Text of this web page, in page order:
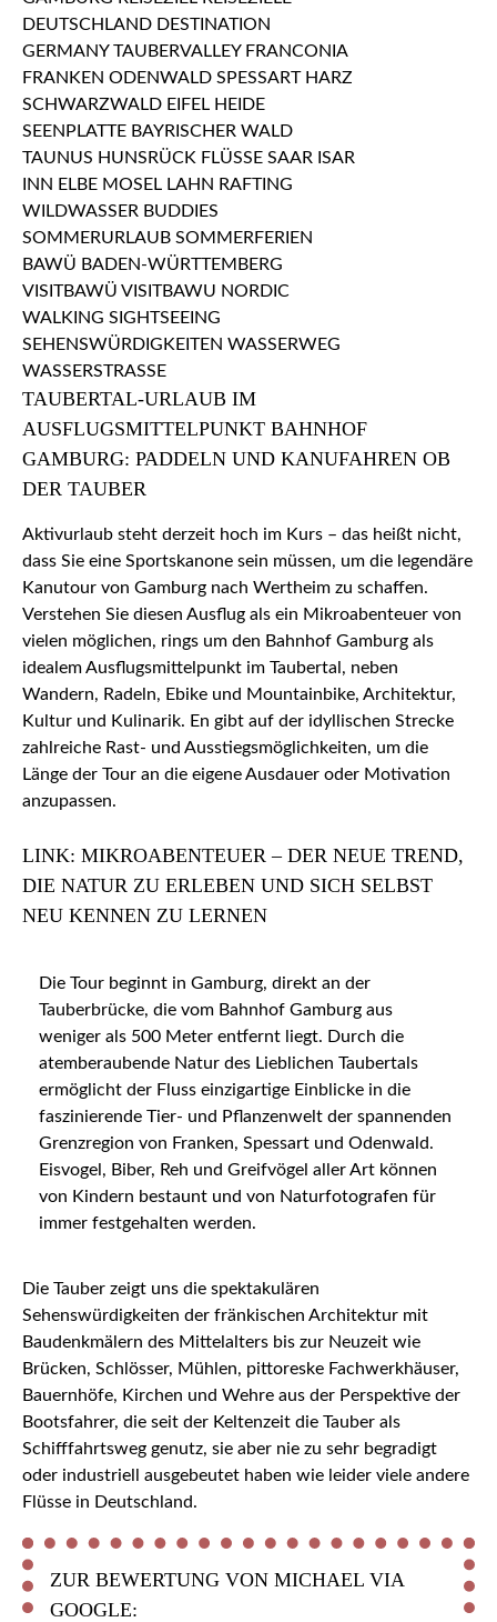
TAUBERTAL-URLAUB IM
AUSFLUGSMITTELPUNKT BAHNHOF
GAMBURG: PADDELN UND KANUFAHREN OB
DER TAUBER
Aktivurlaub steht derzeit hoch im Kurs – das heißt nicht,
dass Sie eine Sportskanone sein müssen, um die legendäre
Kanutour von Gamburg nach Wertheim zu schaffen.
Verstehen Sie diesen Ausflug als ein Mikroabenteuer von
vielen möglichen, rings um den Bahnhof Gamburg als
idealem Ausflugsmittelpunkt im Taubertal, neben
Wandern, Radeln, Ebike und Mountainbike, Architektur,
Kultur und Kulinarik. En gibt auf der idyllischen Strecke
zahlreiche Rast- und Ausstiegsmöglichkeiten, um die
Länge der Tour an die eigene Ausdauer oder Motivation
anzupassen.
LINK: MIKROABENTEUER – DER NEUE TREND,
DIE NATUR ZU ERLEBEN UND SICH SELBST
NEU KENNEN ZU LERNEN
Die Tour beginnt in Gamburg, direkt an der
Tauberbrücke, die vom Bahnhof Gamburg aus
weniger als 500 Meter entfernt liegt. Durch die
atemberaubende Natur des Lieblichen Taubertals
ermöglicht der Fluss einzigartige Einblicke in die
faszinierende Tier- und Pflanzenwelt der spannenden
Grenzregion von Franken, Spessart und Odenwald.
Eisvogel, Biber, Reh und Greifvögel aller Art können
von Kindern bestaunt und von Naturfotografen für
immer festgehalten werden.
Die Tauber zeigt uns die spektakulären
Sehenswürdigkeiten der fränkischen Architektur mit
Baudenkmälern des Mittelalters bis zur Neuzeit wie
Brücken, Schlösser, Mühlen, pittoreske Fachwerkhäuser,
Bauernhöfe, Kirchen und Wehre aus der Perspektive der
Bootsfahrer, die seit der Keltenzeit die Tauber als
Schifffahrtsweg genutz, sie aber nie zu sehr begradigt
oder industriell ausgebeutet haben wie leider viele andere
Flüsse in Deutschland.
ZUR BEWERTUNG VON MICHAEL VIA
GOOGLE: